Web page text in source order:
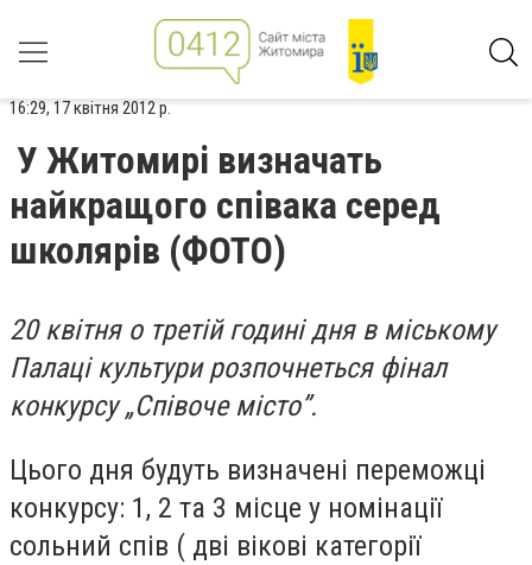
16:29, 17 квітня 2012 р.
У Житомирі визначать
найкращого співака серед
школярів (ФОТО)
20 квітня о третій годині дня в міському
Палаці культури розпочнеться фінал
конкурсу „Співоче місто”.
Цього дня будуть визначені переможці
конкурсу: 1, 2 та 3 місце у номінації
сольний спів ( дві вікові категорії